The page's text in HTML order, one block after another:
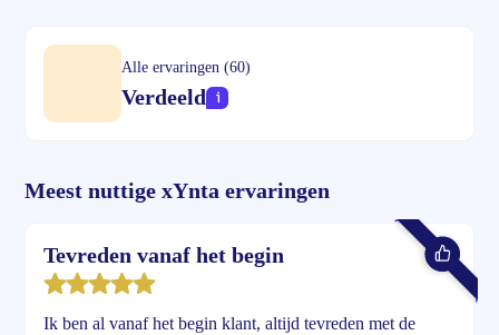
Alle ervaringen (60)
Verdeeld
Meest nuttige xYnta ervaringen
Tevreden vanaf het begin
Ik ben al vanaf het begin klant, altijd tevreden met de